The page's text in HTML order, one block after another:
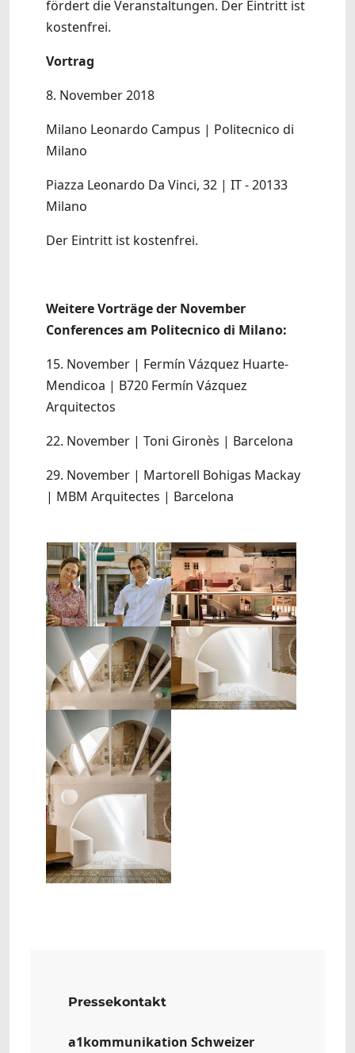
fördert die Veranstaltungen. Der Eintritt ist
kostenfrei.
Vortrag
8. November 2018
Milano Leonardo Campus | Politecnico di
Milano
Piazza Leonardo Da Vinci, 32 | IT - 20133
Milano
Der Eintritt ist kostenfrei.
Weitere Vorträge der November
Conferences am Politecnico di Milano:
15. November | Fermín Vázquez Huarte-
Mendicoa | B720 Fermín Vázquez
Arquitectos
22. November | Toni Gironès | Barcelona
29. November | Martorell Bohigas Mackay
| MBM Arquitectes | Barcelona
Show larger version Show larger version
Show larger version Show larger version
Show larger version
Pressekontakt
a1kommunikation Schweizer